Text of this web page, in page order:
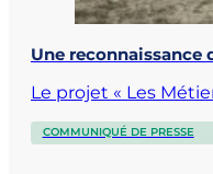
Une reconnaissance
Le projet « Les
COMMUNIQUÉ DE PRESSE